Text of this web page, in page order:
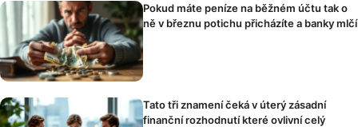
Pokud máte peníze na běžném účtu tak o
ně v březnu potichu přicházíte a banky mlčí
Tato tři znamení čeká v úterý zásadní
finanční rozhodnutí které ovlivní celý